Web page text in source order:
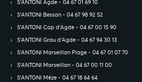
S’ANTONI Agde - 04 67 01 69 10
S’ANTONI Bessan - 04 67 98 92 52
S’ANTONI Cap d'Agde - 04 67 00 15 90
S’ANTONI Grau d'Agde - 04 67 94 30 13
S’ANTONI Marseillan Plage - 04 67 01 07 70
S’ANTONI Marseillan - 04 67 00 11 00
S’ANTONI Mèze - 04 67 18 64 64